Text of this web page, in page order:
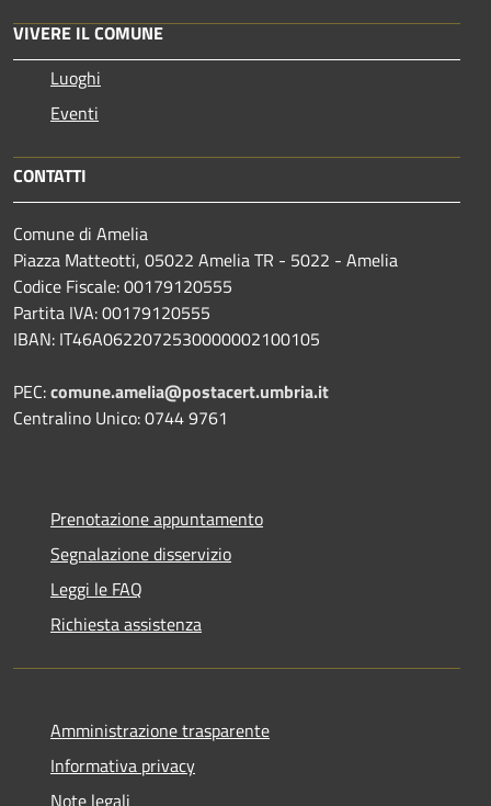
VIVERE IL COMUNE
Luoghi
Eventi
CONTATTI
Comune di Amelia
Piazza Matteotti, 05022 Amelia TR - 5022 - Amelia
Codice Fiscale: 00179120555
Partita IVA: 00179120555
IBAN: IT46A0622072530000002100105
PEC:comune.amelia@postacert.umbria.it
Centralino Unico: 0744 9761
Prenotazione appuntamento
Segnalazione disservizio
Leggi le FAQ
Richiesta assistenza
Amministrazione trasparente
Informativa privacy